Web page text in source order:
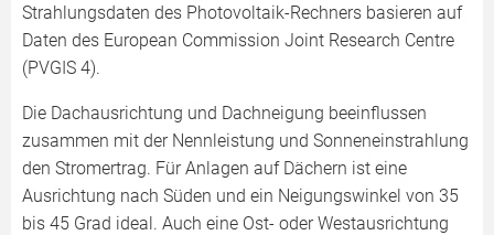
Strahlungsdaten des Photovoltaik-Rechners basieren auf
Daten des European Commission Joint Research Centre
(PVGIS 4).
Die Dachausrichtung und Dachneigung beeinflussen
zusammen mit der Nennleistung und Sonneneinstrahlung
den Stromertrag. Für Anlagen auf Dächern ist eine
Ausrichtung nach Süden und ein Neigungswinkel von 35
bis 45 Grad ideal. Auch eine Ost- oder Westausrichtung